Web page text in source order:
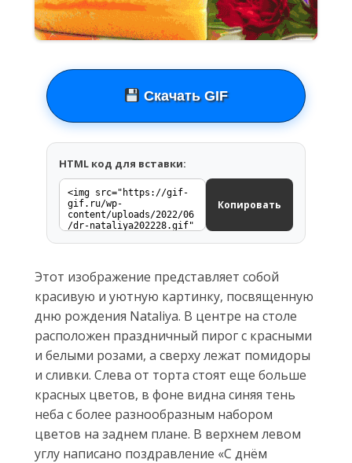
Скачать GIF
HTML код для вставки:
Копировать
Этот изображение представляет собой
красивую и уютную картинку, посвященную
дню рождения Nataliya. В центре на столе
расположен праздничный пирог с красными
и белыми розами, а сверху лежат помидоры
и сливки. Слева от торта стоят еще больше
красных цветов, в фоне видна синяя тень
неба с более разнообразным набором
цветов на заднем плане. В верхнем левом
углу написано поздравление «С днём